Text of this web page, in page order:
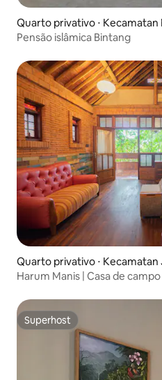
Quarto privativo ⋅ Kecamatan
Pensão islâmica Bintang
Quarto privativo ⋅ Kecamatan
Harum Manis | Casa de
Superhost
Superhost